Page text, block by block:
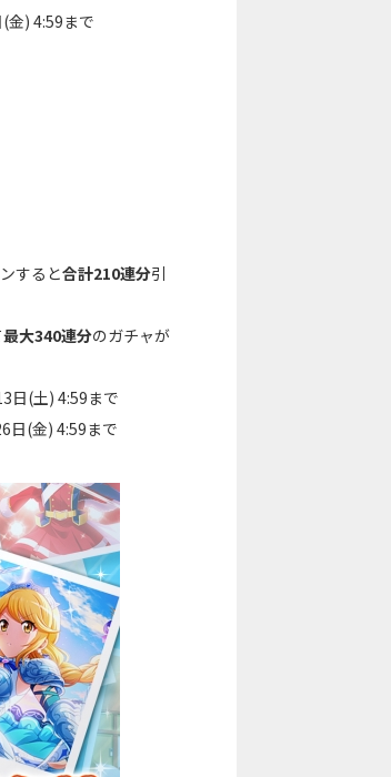
) 4:59まで
すると合計210連分引
最大340連分のガチャが
日(土) 4:59まで
日(金) 4:59まで